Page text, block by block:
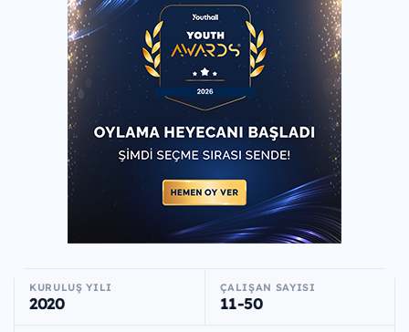
KURULUŞ YILI
2020
ÇALIŞAN SAYISI
11-50